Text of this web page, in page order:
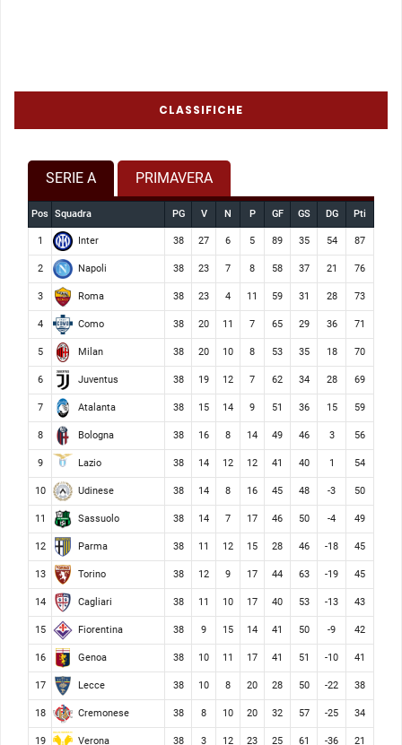
CLASSIFICHE
SERIE A PRIMAVERA
Pos Squadra PG V N P GF GS DG Pti
1 Inter 38 27 6 5 89 35 54 87
2 Napoli 38 23 7 8 58 37 21 76
3 Roma 38 23 4 11 59 31 28 73
4 Como 38 20 11 7 65 29 36 71
5 Milan 38 20 10 8 53 35 18 70
6 Juventus 38 19 12 7 62 34 28 69
7 Atalanta 38 15 14 9 51 36 15 59
8 Bologna 38 16 8 14 49 46 3 56
9 Lazio 38 14 12 12 41 40 1 54
10 Udinese 38 14 8 16 45 48 -3 50
11 Sassuolo 38 14 7 17 46 50 -4 49
12 Parma 38 11 12 15 28 46 -18 45
13 Torino 38 12 9 17 44 63 -19 45
14 Cagliari 38 11 10 17 40 53 -13 43
15 Fiorentina 38 9 15 14 41 50 -9 42
16 Genoa 38 10 11 17 41 51 -10 41
17 Lecce 38 10 8 20 28 50 -22 38
18 Cremonese 38 8 10 20 32 57 -25 34
19 Verona 38 3 12 23 25 61 -36 21